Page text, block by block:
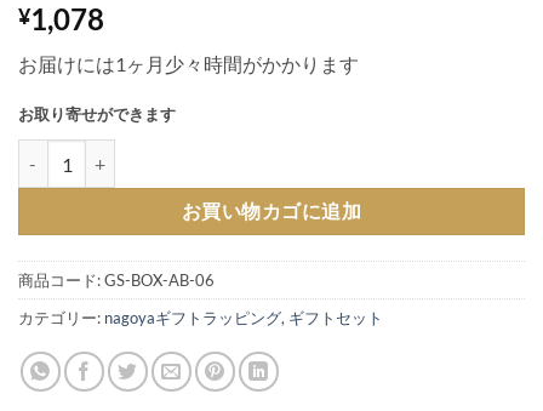
¥1,078
お届けには1ヶ月少々時間がかかります
お取り寄せができます
お買い物カゴに追加
商品コード:GS-BOX-AB-06
カテゴリー: nagoyaギフトラッピング, ギフトセット